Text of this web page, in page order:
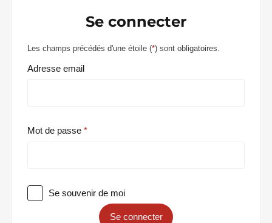
Se connecter
Les champs précédés d'une étoile (*) sont obligatoires.
Adresse email
Mot de passe
Se souvenir de moi
Se connecter